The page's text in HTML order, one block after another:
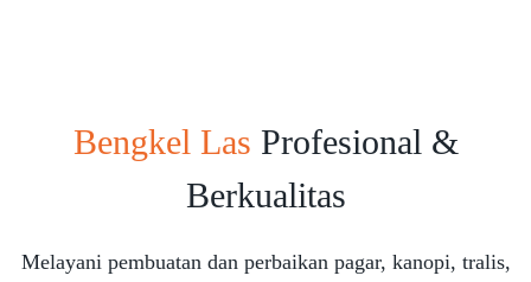
Bengkel Las Profesional &
Berkualitas
Melayani pembuatan dan perbaikan pagar, kanopi, tralis,